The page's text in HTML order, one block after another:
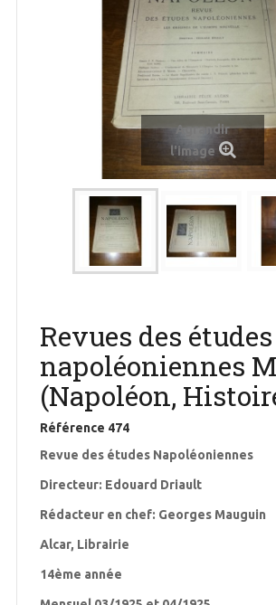
Agrandir
l'image
Revues des études
napoléoniennes
(Napoléon,
Référence 474
Revue des études Napoléoniennes
Directeur: Edouard Driault
Rédacteur en chef: Georges Mauguin
Alcar, Librairie
14ème année